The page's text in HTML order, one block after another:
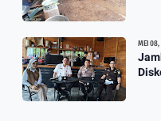
MEI 08,